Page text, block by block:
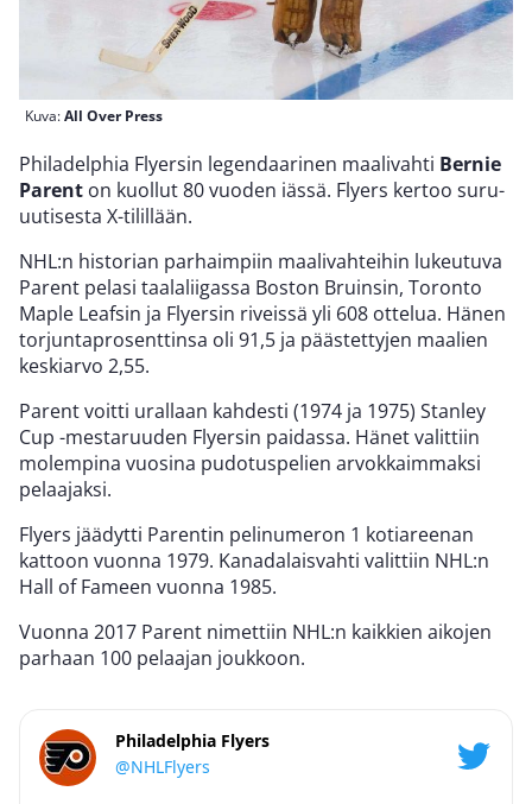
Kuva:All Over Press
Philadelphia Flyersin legendaarinen maalivahti Bernie
Parent on kuollut 80 vuoden iässä. Flyers kertoo suru-
uutisesta X-tilillään.
NHL:n historian parhaimpiin maalivahteihin lukeutuva
Parent pelasi taalaliigassa Boston Bruinsin, Toronto
Maple Leafsin ja Flyersin riveissä yli 608 ottelua. Hänen
torjuntaprosenttinsa oli 91,5 ja päästettyjen maalien
keskiarvo 2,55.
Parent voitti urallaan kahdesti (1974 ja 1975) Stanley
Cup -mestaruuden Flyersin paidassa. Hänet valittiin
molempina vuosina pudotuspelien arvokkaimmaksi
pelaajaksi.
Flyers jäädytti Parentin pelinumeron 1 kotiareenan
kattoon vuonna 1979. Kanadalaisvahti valittiin NHL:n
Hall of Fameen vuonna 1985.
Vuonna 2017 Parent nimettiin NHL:n kaikkien aikojen
parhaan 100 pelaajan joukkoon.
Philadelphia Flyers
@NHLFlyers